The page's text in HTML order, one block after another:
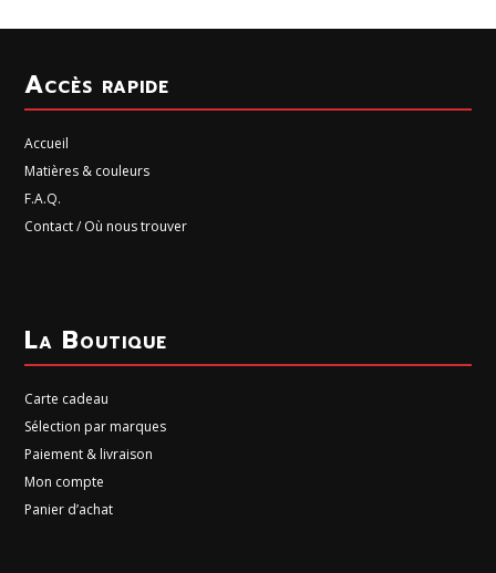
Accès rapide
Accueil
Matières & couleurs
F.A.Q.
Contact / Où nous trouver
La Boutique
Carte cadeau
Sélection par marques
Paiement & livraison
Mon compte
Panier d’achat